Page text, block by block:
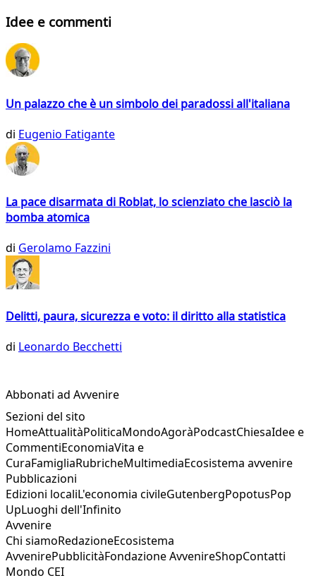
Idee e commenti
Un palazzo che è un simbolo dei paradossi all'italiana
di Eugenio Fatigante
La pace disarmata di Roblat, lo scienziato che lasciò la
bomba atomica
di Gerolamo Fazzini
Delitti, paura, sicurezza e voto: il diritto alla statistica
di Leonardo Becchetti
Abbonati ad Avvenire
Sezioni del sito
HomeAttualitàPoliticaMondoAgoràPodcastChiesaIdee e
CommentiEconomiaVita e
CuraFamigliaRubricheMultimediaEcosistema avvenire
Pubblicazioni
Edizioni localiL'economia civileGutenbergPopotusPop
UpLuoghi dell'Infinito
Avvenire
Chi siamoRedazioneEcosistema
AvvenirePubblicitàFondazione AvvenireShopContatti
Mondo CEI